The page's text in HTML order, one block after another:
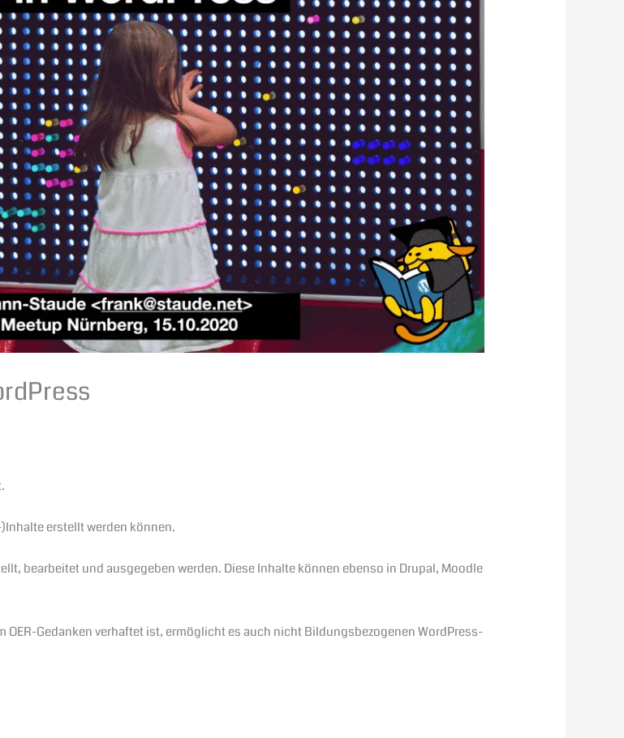
erstellt werden können.
bearbeitet und ausgegeben werden. Diese Inhalte können ebenso in Drupal, Moodle
Gedanken verhaftet ist, ermöglicht es auch nicht Bildungsbezogenen WordPress-